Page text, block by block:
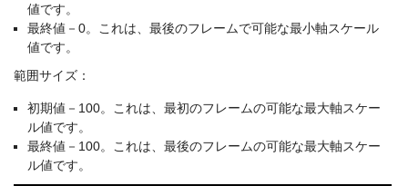
値です。
最終値－0。これは、最後のフレームで可能な最小軸スケール
値です。
範囲サイズ：
初期値－100。これは、最初のフレームの可能な最大軸スケー
ル値です。
最終値－100。これは、最後のフレームの可能な最大軸スケー
ル値です。